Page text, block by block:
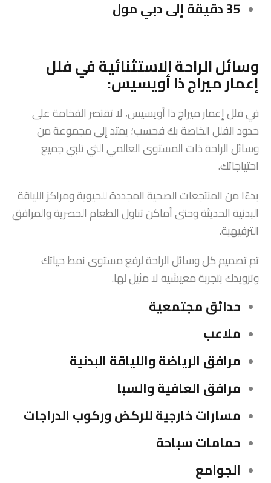
35 دقيقة إلى دبي مول
وسائل الراحة الاستثنائية في فلل
إعمار ميراج ذا أويسيس:
في فلل إعمار ميراج ذا أويسيس، لا تقتصر الفخامة على
حدود الفلل الخاصة بك فحسب؛ يمتد إلى مجموعة من
وسائل الراحة ذات المستوى العالمي التي تلبي جميع
احتياجاتك.
بدءًا من المنتجعات الصحية المجددة للحيوية ومراكز اللياقة
البدنية الحديثة وحتى أماكن تناول الطعام الحصرية والمرافق
الترفيهية.
تم تصميم كل وسائل الراحة لرفع مستوى نمط حياتك
وتزويدك بتجربة معيشية لا مثيل لها.
حدائق مجتمعية
ملاعب
مرافق الرياضة واللياقة البدنية
مرافق العافية والسبا
مسارات خارجية للركض وركوب الدراجات
حمامات سباحة
الجوامع